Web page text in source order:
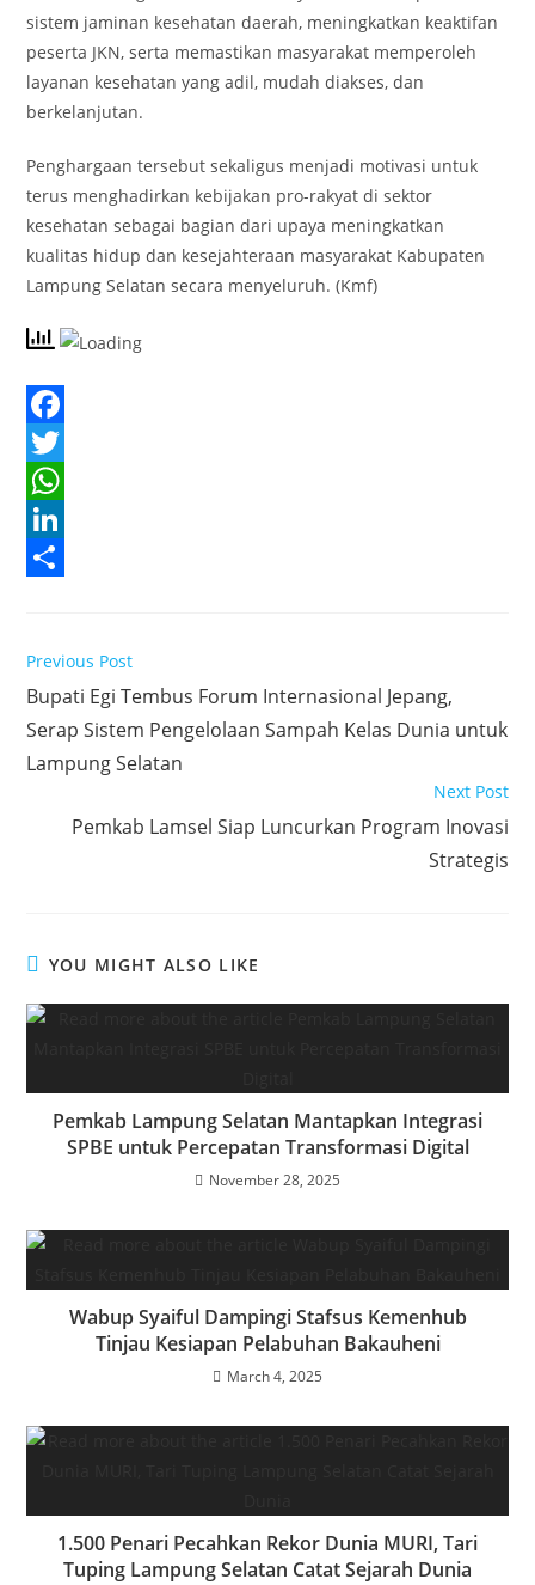
sistem jaminan kesehatan daerah, meningkatkan keaktifan
peserta JKN, serta memastikan masyarakat memperoleh
layanan kesehatan yang adil, mudah diakses, dan
berkelanjutan.
Penghargaan tersebut sekaligus menjadi motivasi untuk
terus menghadirkan kebijakan pro-rakyat di sektor
kesehatan sebagai bagian dari upaya meningkatkan
kualitas hidup dan kesejahteraan masyarakat Kabupaten
Lampung Selatan secara menyeluruh. (Kmf)
F
a
c
e
o
k
T
w
e
r
W
h
s
A
L
k
e
a
r
Read
articles
Previous Post
Bupati Egi Tembus Forum Internasional Jepang,
Serap Sistem Pengelolaan Sampah Kelas Dunia untuk
Lampung Selatan
Next Post
Pemkab Lamsel Siap Luncurkan Program Inovasi
Strategis
YOU MIGHT ALSO LIKE
Pemkab Lampung Selatan Mantapkan Integrasi
SPBE untuk Percepatan Transformasi Digital
November 28, 2025
Wabup Syaiful Dampingi Stafsus Kemenhub
Tinjau Kesiapan Pelabuhan Bakauheni
March 4, 2025
1.500 Penari Pecahkan Rekor Dunia MURI, Tari
Tuping Lampung Selatan Catat Sejarah Dunia